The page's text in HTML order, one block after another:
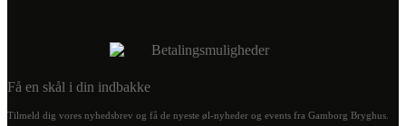
Få en skål i din indbakke
Tilmeld dig vores nyhedsbrev og få de nyeste øl-nyheder og events fra Gamborg Bryghus.